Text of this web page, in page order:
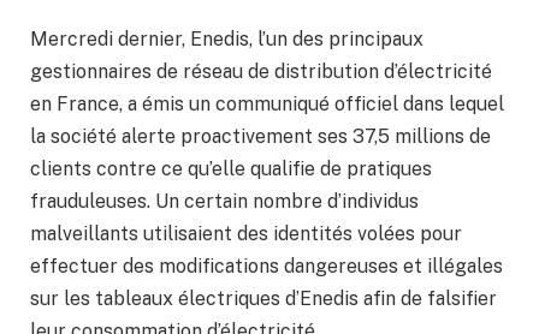
Mercredi dernier, Enedis, l’un des principaux
gestionnaires de réseau de distribution d’électricité
en France, a émis un communiqué officiel dans lequel
la société alerte proactivement ses 37,5 millions de
clients contre ce qu’elle qualifie de pratiques
frauduleuses. Un certain nombre d’individus
malveillants utilisaient des identités volées pour
effectuer des modifications dangereuses et illégales
sur les tableaux électriques d’Enedis afin de falsifier